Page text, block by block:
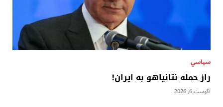
سياسي
راز حمله نتانیاهو به ایران!
آگوست 6, 2026